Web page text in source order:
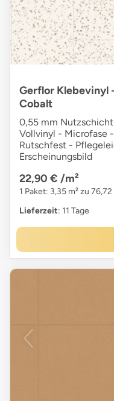
Gerflor Klebevinyl
Cobalt
0,55 mm
Vollvinyl - Microfase
Rutschfest -
Erscheinungsbild
22,90 € /m²
1 Paket: 3,35 m² zu
Lieferzeit: 11 Tage